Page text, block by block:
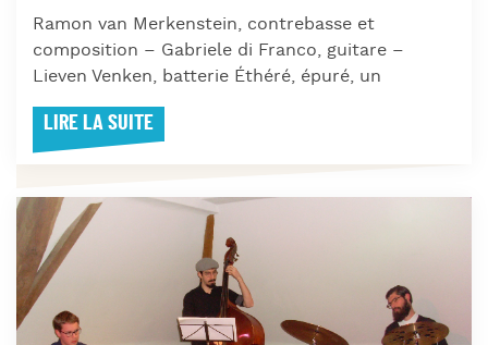
Ramon van Merkenstein, contrebasse et
composition – Gabriele di Franco, guitare –
Lieven Venken, batterie Éthéré, épuré, un
LIRE LA SUITE